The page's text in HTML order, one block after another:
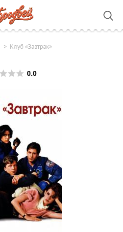
Клуб «Завтрак»
0.0